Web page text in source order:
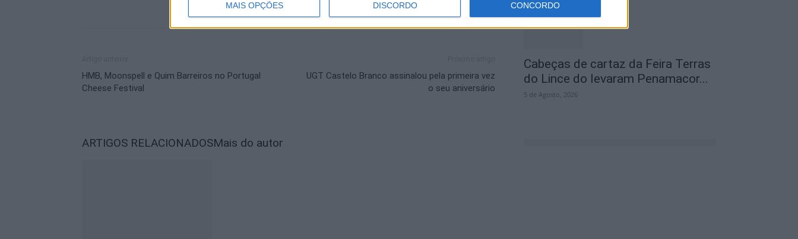
MAIS OPÇÕES DISCORDO CONCORDO
HMB, Moonspell e Quim Barreiros no Portugal
Cheese Festival
UGT Castelo Branco assinalou pela primeira vez
o seu aniversário
ARTIGOS RELACIONADOSMais do autor
Cabeças de cartaz da Feira Terras
do Lince do levaram Penamacor...
5 de Agosto, 2026